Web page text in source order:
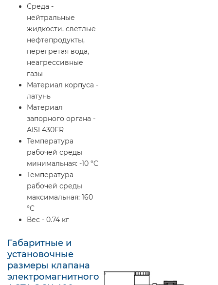
Среда -
нейтральные
жидкости, светлые
нефтепродукты,
перегретая вода,
неагрессивные
газы
Материал корпуса -
латунь
Материал
запорного органа -
AISI 430FR
Температура
рабочей среды
минимальная: -10 °C
Температура
рабочей среды
максимальная: 160
°C
Вес - 0.74 кг
Габаритные и
установочные
размеры клапана
электромагнитного